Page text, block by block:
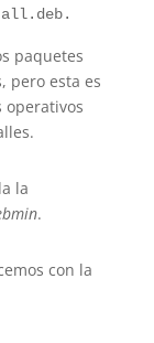
all.deb.
paquetes
pero esta es
operativos
la
.
con la